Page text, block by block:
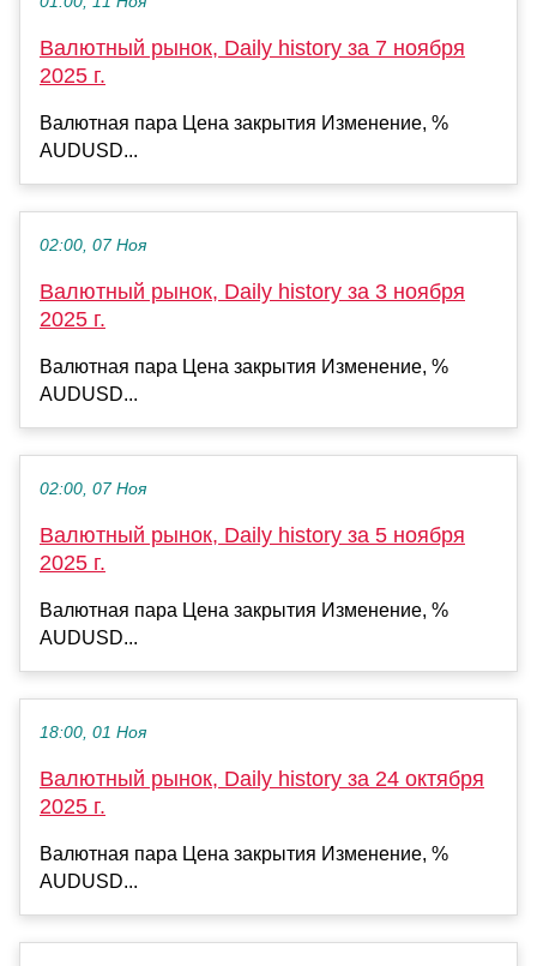
Валютный рынок, Daily history за 7 ноября
2025 г.
Валютная пара Цена закрытия Изменение, %
AUDUSD...
02:00, 07 Ноя
Валютный рынок, Daily history за 3 ноября
2025 г.
Валютная пара Цена закрытия Изменение, %
AUDUSD...
02:00, 07 Ноя
Валютный рынок, Daily history за 5 ноября
2025 г.
Валютная пара Цена закрытия Изменение, %
AUDUSD...
18:00, 01 Ноя
Валютный рынок, Daily history за 24 октября
2025 г.
Валютная пара Цена закрытия Изменение, %
AUDUSD...